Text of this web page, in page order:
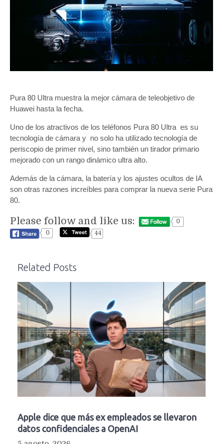
Pura 80 Ultra muestra la mejor cámara de teleobjetivo de
Huawei hasta la fecha.
Uno de los atractivos de los teléfonos Pura 80 Ultra es su
tecnología de cámara y no solo ha utilizado tecnología de
periscopio de primer nivel, sino también un tirador primario
mejorado con un rango dinámico ultra alto.
Además de la cámara, la batería y los ajustes ocultos de IA
son otras razones increíbles para comprar la nueva serie Pura
80.
Please follow and like us:
0
0
44
Related Posts
Apple dice que más ex empleados se llevaron
datos confidenciales a OpenAI